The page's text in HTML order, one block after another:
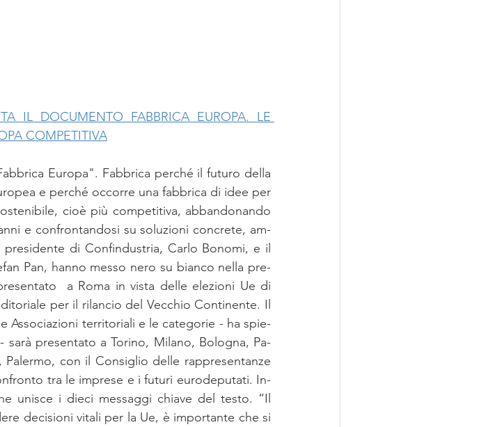
IL DOCUMENTO FABBRICA EUROPA. LE
COMPETITIVA
Eu­ro­pa". Fab­bri­ca per­ché il fu­tu­ro del­la
e per­ché oc­cor­re una fab­bri­ca di idee per
cioè più com­pe­ti­ti­va, ab­ban­do­nan­do
e con­fron­tan­do­si su so­lu­zio­ni con­cre­te, am­
di Con­fin­du­stria, Car­lo Bo­no­mi, e il
Pan, han­no mes­so nero su bian­co nel­la pre­
a Roma in vi­sta del­le ele­zio­ni Ue di
per il ri­lan­cio del Vec­chio Con­ti­nen­te. Il
Associazioni territoriali e le categorie - ha spie­
sarà pre­sen­ta­to a To­ri­no, Mi­la­no, Bo­lo­gna, Pa­
con il Con­si­glio del­le rap­pre­sen­tan­ze
tra le im­pre­se e i fu­tu­ri eu­ro­de­pu­ta­ti. In­
uni­sce i die­ci mes­sag­gi chia­ve del te­sto. “Il
de­ci­sio­ni vi­ta­li per la Ue, è im­por­tan­te che si